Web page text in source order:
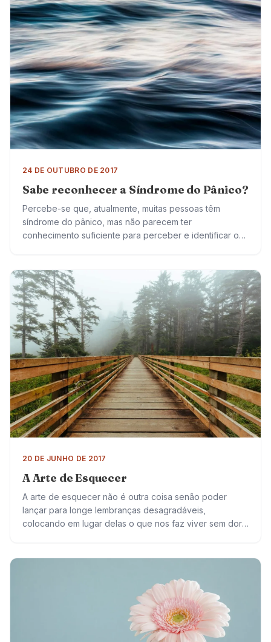
24 DE OUTUBRO DE 2017
Sabe reconhecer a Síndrome do Pânico?
Percebe-se que, atualmente, muitas pessoas têm
síndrome do pânico, mas não parecem ter
conhecimento suficiente para perceber e identificar o
20 DE JUNHO DE 2017
A Arte de Esquecer
A arte de esquecer não é outra coisa senão poder
lançar para longe lembranças desagradáveis,
colocando em lugar delas o que nos faz viver sem dor.